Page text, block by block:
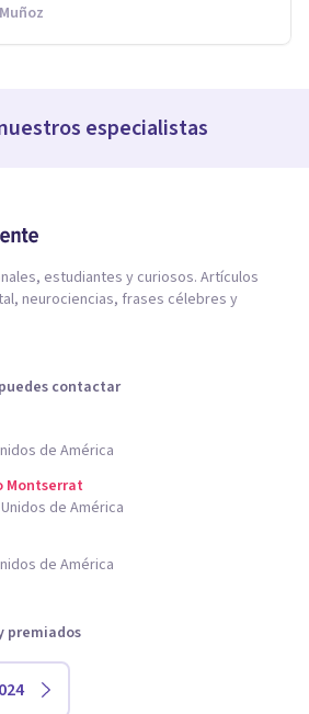
especialistas
estudiantes y curiosos. Artículos
neurociencias, frases célebres y
contactar
de América
Montserrat
de América
de América
premiados